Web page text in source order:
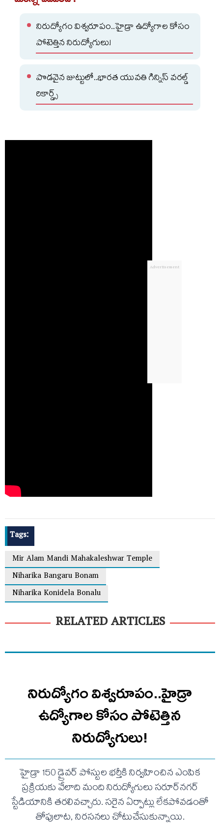
నిరుద్యోగం విశ్వరూపం..హైడ్రా ఉద్యోగాల కోసం
పోటెత్తిన నిరుద్యోగులు!
పొడవైన జుట్టులో..భారత యువతి గిన్నిస్ వరల్డ్
రికార్డ్స్
Tags:
Mir Alam Mandi Mahakaleshwar Temple
Niharika Bangaru Bonam
Niharika Konidela Bonalu
RELATED ARTICLES
నిరుద్యోగం విశ్వరూపం..హైడ్రా
ఉద్యోగాల కోసం పోటెత్తిన
నిరుద్యోగులు!
హైడ్రా 150 డ్రైవర్ పోస్టుల భర్తీకి నిర్వహించిన ఎంపిక
ప్రక్రియకు వేలాది మంది నిరుద్యోగులు సరూర్‌నగర్
స్టేడియానికి తరలివచ్చారు. సరైన ఏర్పాట్లు లేకపోవడంతో
తోపులాట, నిరసనలు చోటుచేసుకున్నాయి.